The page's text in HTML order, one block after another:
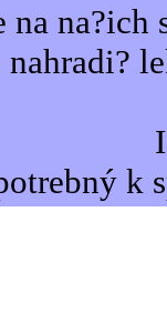
na?ich
k